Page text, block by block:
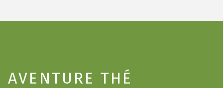
AVENTURE THÉ